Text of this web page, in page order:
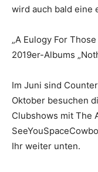
wird auch bald eine
„A Eulogy For
2019er-Albums
Im Juni sind
Oktober besuchen
Clubshows mit The
Ihr weiter unten.